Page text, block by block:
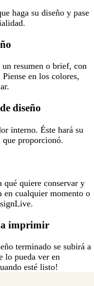
haga su diseño y pase
resumen o brief, con
en los colores,
diseño
interno. Éste hará su
que proporcionó.
qué quiere conservar y
en cualquier momento o
a imprimir
terminado se subirá a
lo pueda ver en
esté listo!